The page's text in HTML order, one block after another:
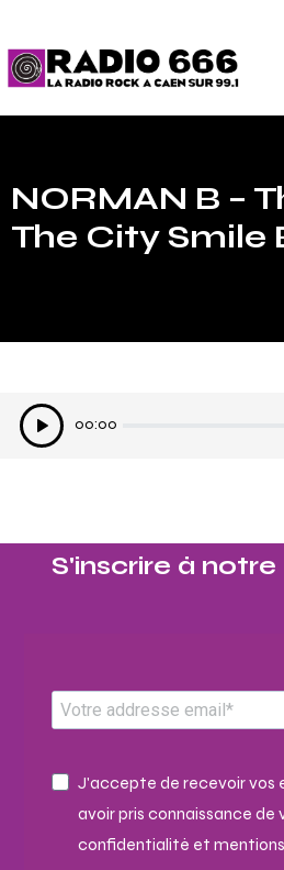
NORMAN B –
The City Smile
Lecteur
audio
00:00
S'inscrire à
J'accepte de recevoir vos
avoir pris connaissance
confidentialité et mentions